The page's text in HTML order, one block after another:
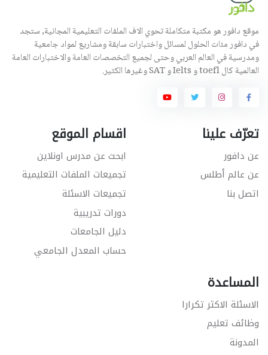
موقع دافور هو مكتبة متكاملة تحوي الاف الملفات التعليمية المجانية, ستجد
في دافور مئات الحلول لمسائل واختبارات سابقة ومشاريع لمواد جامعية
ومدرسية في العالم العربي وحتى لجميع التخصصات العامة والاختبارات العامة
العالمية كال toefl و Ielts و SAT وغيرها الكثير.
تعرّف علينا
عن دافور
عن عالم أطلس
اتصل بنا
اقسام الموقع
ابحث عن مدرس اونلاين
تجميعات الملفات التعليمية
تجميعات الاسئلة
دورات تدريبية
دليل الجامعات
حساب المعدل الجامعي
المساعدة
الاسئلة الاكثر تكرارا
وظائف تعليم
المدونة